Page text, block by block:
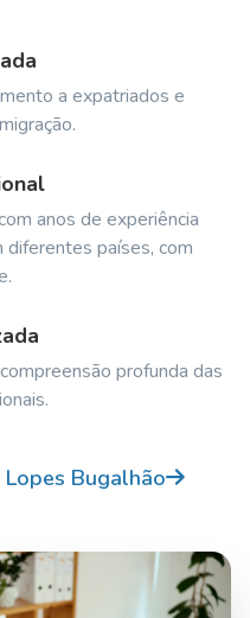
a expatriados e
anos de experiência
países, com
profunda das
Lopes Bugalhão